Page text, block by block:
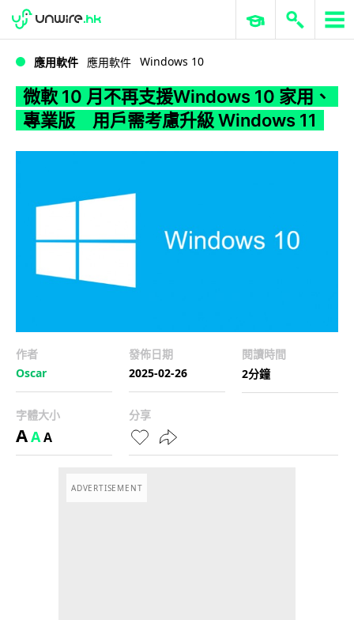
WWDC 2026 ERP 與商業 AI
應用軟件 應用軟件 Windows 10
微軟 10 月不再支援Windows 10 家用、
專業版 用戶需考慮升級 Windows 11
作者
Oscar
發佈日期
2025-02-26
閱讀時間
2分鐘
字體大小
AAA
分享
ADVERTISEMENT